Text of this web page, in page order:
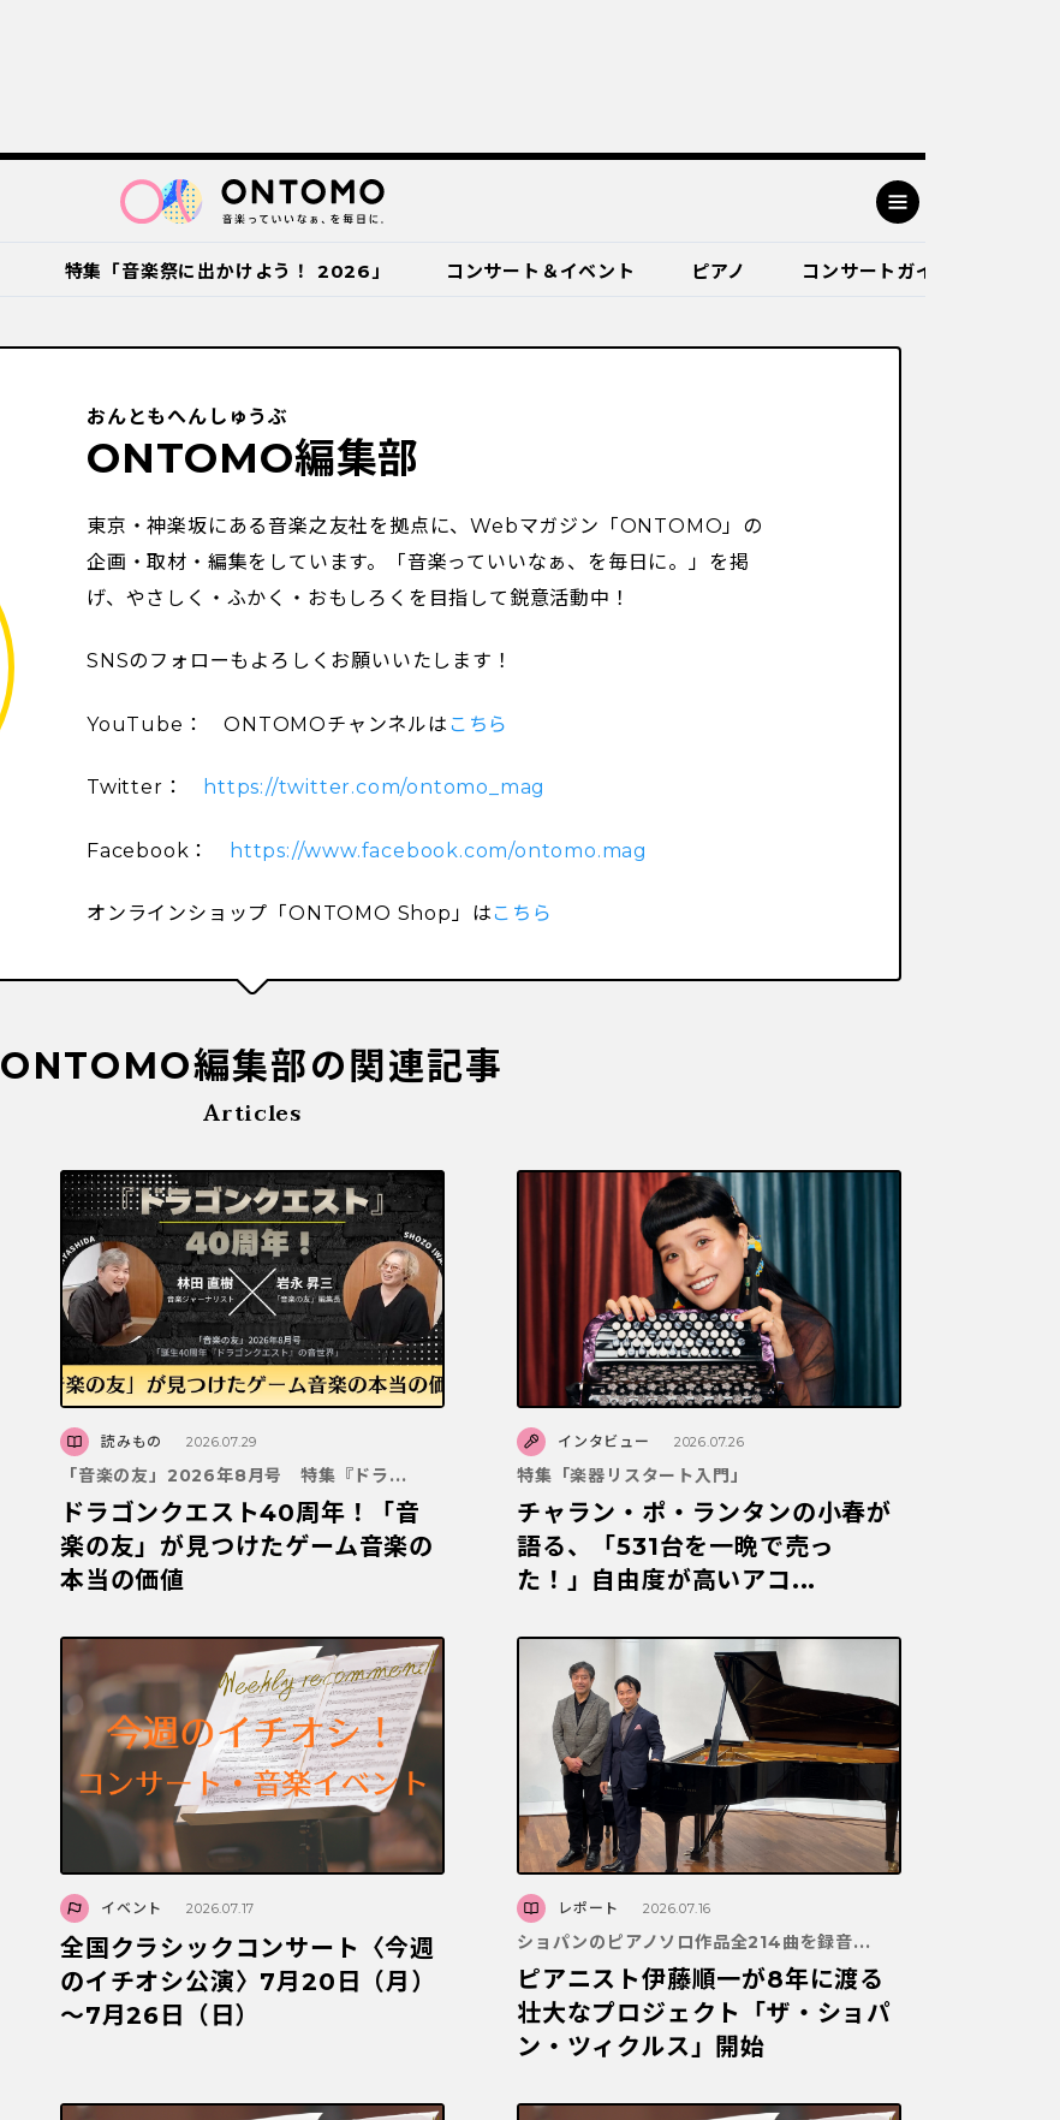
特集「音楽祭に出かけよう！ 2026」 コンサート＆イベント ピアノ コンサートガイド
おんともへんしゅうぶ
ONTOMO編集部
東京・神楽坂にある音楽之友社を拠点に、Webマガジン「ONTOMO」の
企画・取材・編集をしています。「音楽っていいなぁ、を毎日に。」を掲
げ、やさしく・ふかく・おもしろくを目指して鋭意活動中！
SNSのフォローもよろしくお願いいたします！
YouTube： ONTOMOチャンネルは こちら
Twitter： https://twitter.com/ontomo_mag
Facebook： https://www.facebook.com/ontomo.mag
オンラインショップ「ONTOMO Shop」は こちら
ONTOMO編集部の関連記事
Articles
読みもの 2026.07.29
「音楽の友」2026年8月号 特集『ドラ...
ドラゴンクエスト40周年！「音
楽の友」が見つけたゲーム音楽の
本当の価値
インタビュー 2026.07.26
特集「楽器リスタート入門」
チャラン・ポ・ランタンの小春が
語る、「531台を一晩で売っ
た！」自由度が高いアコ...
イベント 2026.07.17
全国クラシックコンサート〈今週
のイチオシ公演〉7月20日（月）
～7月26日（日）
レポート 2026.07.16
ショパンのピアノソロ作品全214曲を録音...
ピアニスト伊藤順一が8年に渡る
壮大なプロジェクト「ザ・ショパ
ン・ツィクルス」開始